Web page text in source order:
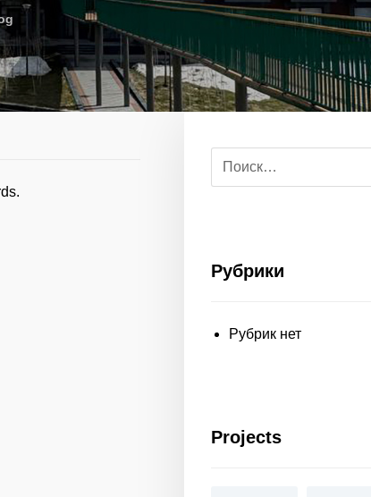
Рубрики
Рубрик нет
Projects